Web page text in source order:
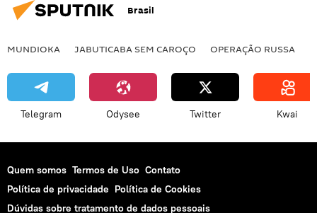
Brasil
MUNDIOKA JABUTICABA SEM CAROÇO OPERAÇÃO RUSSA
Telegram Odysee Twitter Kwai
Quem somos Termos de Uso Contato
Política de privacidade Política de Cookies
Dúvidas sobre tratamento de dados pessoais